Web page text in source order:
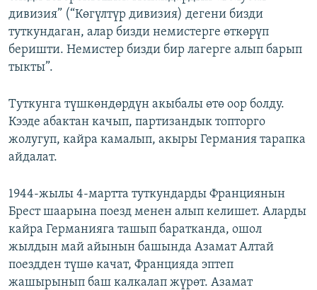
дивизия” (“Көгүлтүр дивизия) дегени бизди
туткундаган, алар бизди немистерге өткөрүп
беришти. Немистер бизди бир лагерге алып барып
тыкты”.
Туткунга түшкөндөрдүн акыбалы өтө оор болду.
Кээде абактан качып, партизандык топторго
жолугуп, кайра камалып, акыры Германия тарапка
айдалат.
1944-жылы 4-мартта туткундарды Франциянын
Брест шаарына поезд менен алып келишет. Аларды
кайра Германияга ташып баратканда, ошол
жылдын май айынын башында Азамат Алтай
поездден түшө качат, Францияда эптеп
жашырынып баш калкалап жүрөт. Азамат